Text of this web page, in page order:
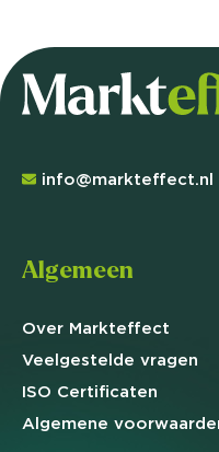
info@markteffect.nl
Algemeen
Over Markteffect
Veelgestelde vragen
ISO Certificaten
Algemene